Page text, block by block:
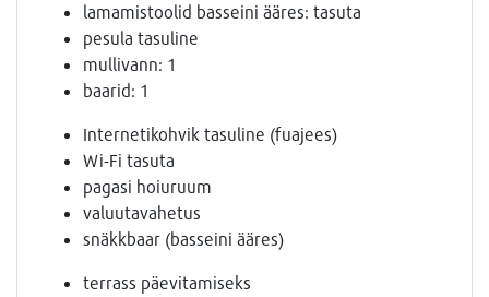
lamamistoolid basseini ääres: tasuta
pesula tasuline
mullivann: 1
baarid: 1
Internetikohvik tasuline (fuajees)
Wi-Fi tasuta
pagasi hoiuruum
valuutavahetus
snäkkbaar (basseini ääres)
terrass päevitamiseks